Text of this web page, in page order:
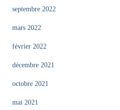
septembre 2022
mars 2022
février 2022
décembre 2021
octobre 2021
mai 2021